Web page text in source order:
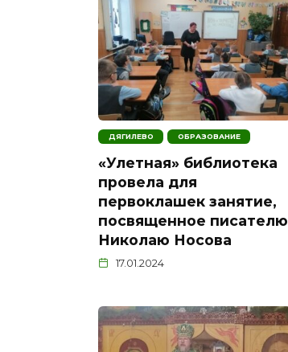
ДЯГИЛЕВО ОБРАЗОВАНИЕ
«Улетная» библиотека
провела для
первоклашек занятие,
посвященное писателю
Николаю Носова
17.01.2024